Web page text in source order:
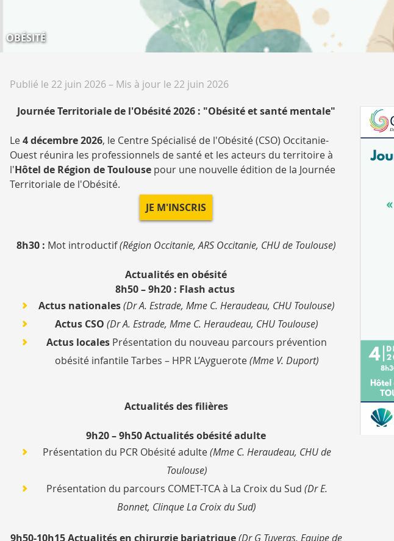
OBÉSITÉ
Publié le 22 juin 2026– Mis à jour le 22 juin 2026
Journée Territoriale de l'Obésité 2026 : "Obésité et santé mentale"
Le4 décembre 2026, le Centre Spécialisé de l'Obésité (CSO) Occitanie-
Ouest réunira les professionnels de santé et les acteurs du territoire à
l'Hôtel de Région de Toulouse pour une nouvelle édition de la Journée
Territoriale de l'Obésité.
JE M'INSCRIS
8h30 : Mot introductif(Région Occitanie, ARS Occitanie, CHU de Toulouse)
Actualités en obésité
8h50 – 9h20 : Flash actus
Actus nationales(Dr A. Estrade, Mme C. Heraudeau, CHU Toulouse)
Actus CSO (Dr A. Estrade, Mme C. Heraudeau, CHU Toulouse)
Actus locales Présentation du nouveau parcours prévention
obésité infantile Tarbes – HPR L’Ayguerote(Mme V. Duport)
Actualités des filières
9h20 – 9h50Actualités obésité adulte
Présentation du PCR Obésité adulte(Mme C. Heraudeau, CHU de
Toulouse)
Présentation du parcours COMET-TCA à La Croix du Sud (Dr E.
Bonnet, Clinque La Croix du Sud)
9h50-10h15 Actualités en chirurgie bariatrique(Dr G Tuyeras, Equipe de